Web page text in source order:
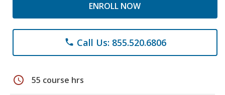
ENROLL NOW
phone Call Us: 855.520.6806
schedule 55 course hrs